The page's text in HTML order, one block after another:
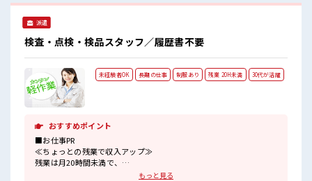
派遣
検査・点検・検品スタッフ／履歴書不要
未経験者OK 長期の仕事 制服あり 残業 20H未満 30代が活躍
おすすめポイント
■お仕事PR
≪ちょっとの残業で収入アップ≫
残業は月20時間未満で、
もっと見る